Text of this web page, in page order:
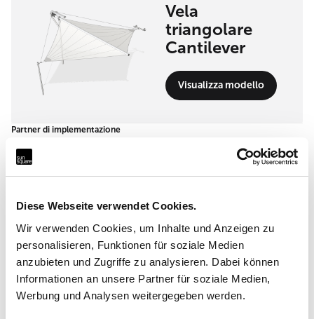
Diese Webseite verwendet Cookies.
Wir verwenden Cookies, um Inhalte und Anzeigen zu
personalisieren, Funktionen für soziale Medien
anzubieten und Zugriffe zu analysieren. Dabei können
Informationen an unsere Partner für soziale Medien,
Werbung und Analysen weitergegeben werden.
Vela
triangolare
Cantilever
Visualizza modello
Partner di implementazione
Headquarter: SunSquare
Shading Solutions GmbH
Maderspergerstrasse 12 3430 Tulln